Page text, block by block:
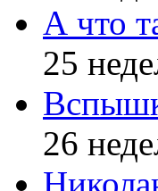
А что
25
26